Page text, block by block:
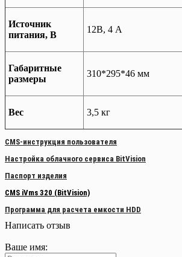
Источник
питания, В
12В, 4 А
Габаритные
размеры
310*295*46 мм
Вес 3,5 кг
CMS-инструкция пользователя
Настройка облачного сервиса BitVision
Паспорт изделия
CMS iVms 320 (BitVision)
Программа для расчета емкости HDD
Написать отзыв
Ваше имя: